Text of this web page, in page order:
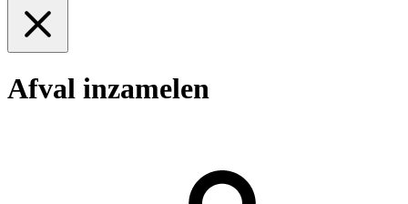
Afval inzamelen